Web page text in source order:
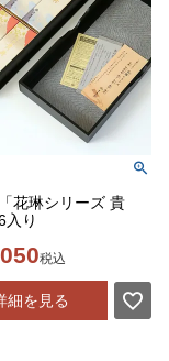
花琳シリーズ 貴
入り
税込
細を見る